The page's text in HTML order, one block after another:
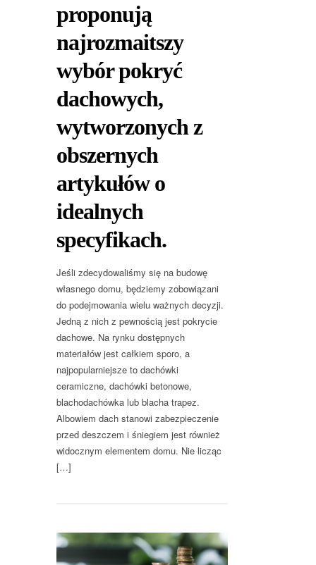
proponują
najrozmaitszy
wybór pokryć
dachowych,
wytworzonych z
obszernych
artykułów o
idealnych
specyfikach.
Jeśli zdecydowaliśmy się na budowę
własnego domu, będziemy zobowiązani
do podejmowania wielu ważnych decyzji.
Jedną z nich z pewnością jest pokrycie
dachowe. Na rynku dostępnych
materiałów jest całkiem sporo, a
najpopularniejsze to dachówki
ceramiczne, dachówki betonowe,
blachodachówka lub blacha trapez.
Albowiem dach stanowi zabezpieczenie
przed deszczem i śniegiem jest również
widocznym elementem domu. Nie licząc
[…]